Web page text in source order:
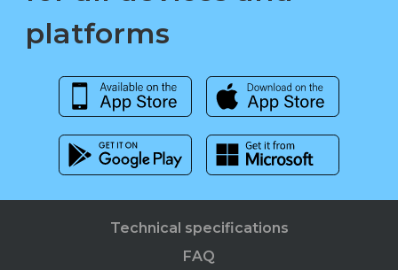
platforms
Technical specifications
FAQ